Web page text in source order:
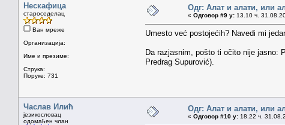
Нескафица
староседелац
Ван мреже
Организација:
Име и презиме:
Струка:
Поруке: 731
Одг: Алат и алати, или
« Одговор #9 у: 13.10 ч.
Umesto već postojećih? Navedi mi
Da razjasnim, pošto ti očito nije jasno:
Predrag Supurović).
Часлав Илић
језикословац
одомаћен члан
Одг: Алат и алати, или
« Одговор #10 у: 18.22 ч.